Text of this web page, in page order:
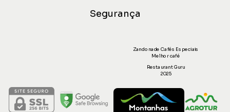
Segurança
Zandonade Cafés Especiais
Melhor café
Restaurant Guru
2025